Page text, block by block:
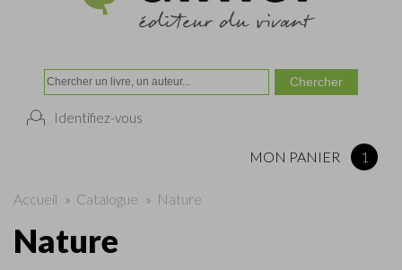
Identifiez-vous
MON PANIER 1
Accueil » Catalogue » Nature
Nature